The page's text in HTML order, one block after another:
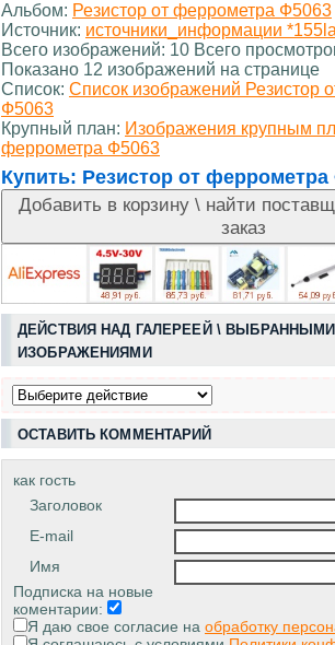
Альбом: Резистор от феррометра Ф5063
Источник: источники_информации
Всего изображений: 10 Всего
Показано 12 изображений на странице
Список: Список изображений Резистор
Ф5063
Крупный план: Изображения крупным
феррометра Ф5063
Купить: Резистор от феррометра
ДЕЙСТВИЯ НАД ГАЛЕРЕЕЙ \ ВЫБРАННЫМИ
ИЗОБРАЖЕНИЯМИ
ОСТАВИТЬ КОММЕНТАРИЙ
как гость
Заголовок
E-mail
Имя
Подписка на новые
коментарии:
Я даю свое согласие на обработку